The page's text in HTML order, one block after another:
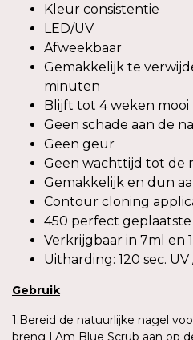
Kleur consistentie
LED/UV
Afweekbaar
Gemakkelijk te
minuten
Blijft tot 4 weken mooi
Geen schade aan de
Geen geur
Geen wachttijd tot de
Gemakkelijk en dun
Contour cloning
450 perfect
Verkrijgbaar in 7ml en
Uitharding: 120 sec. UV
Gebruik
1.Bereid de natuurlijke nagel
breng I.Am Blue Scrub aan op